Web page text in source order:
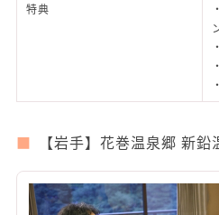
特典
【岩手】花巻温泉郷 新